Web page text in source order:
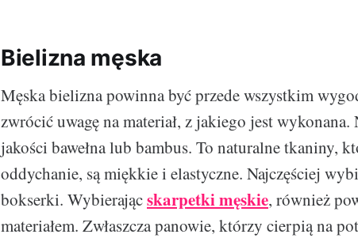
Bielizna męska
Męska bielizna powinna być przede wszystkim
zwrócić uwagę na materiał, z jakiego jest
jakości bawełna lub bambus. To naturalne tkaniny,
oddychanie, są miękkie i elastyczne. Najczęściej
bokserki. Wybierającskarpetki męskie, również
materiałem. Zwłaszcza panowie, którzy cierpią na